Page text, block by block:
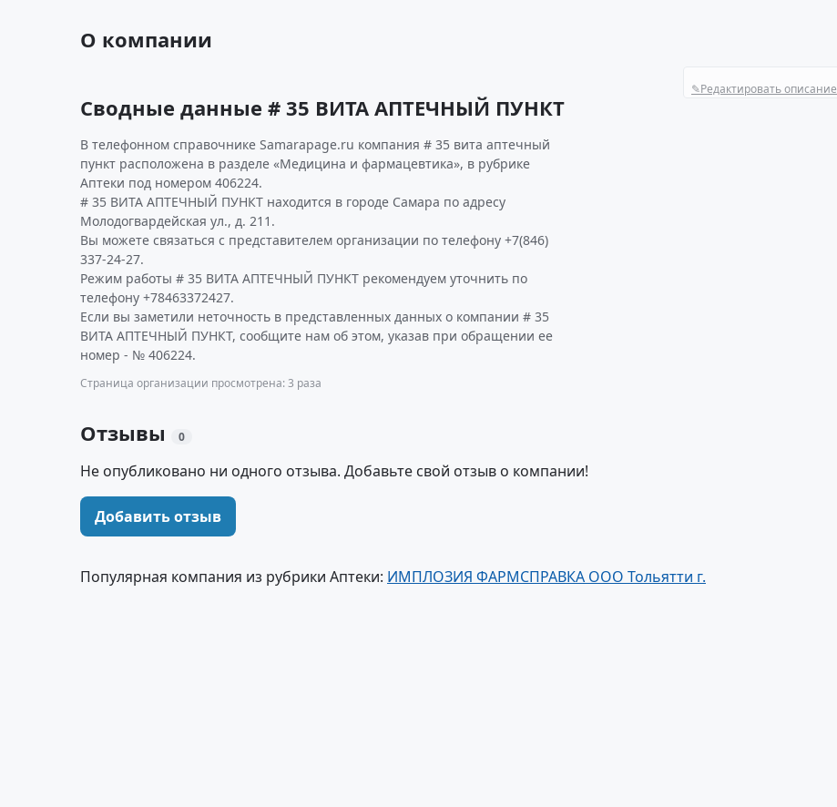
О компании
✎Редактировать описание
Сводные данные # 35 ВИТА АПТЕЧНЫЙ ПУНКТ
В телефонном справочнике Samarapage.ru компания # 35 вита аптечный
пункт расположена в разделе «Медицина и фармацевтика», в рубрике
Аптеки под номером 406224.
# 35 ВИТА АПТЕЧНЫЙ ПУНКТ находится в городе Самара по адресу
Молодогвардейская ул., д. 211.
Вы можете связаться с представителем организации по телефону +7(846)
337-24-27.
Режим работы # 35 ВИТА АПТЕЧНЫЙ ПУНКТ рекомендуем уточнить по
телефону +78463372427.
Если вы заметили неточность в представленных данных о компании # 35
ВИТА АПТЕЧНЫЙ ПУНКТ, сообщите нам об этом, указав при обращении ее
номер - № 406224.
Страница организации просмотрена: 3 раза
Отзывы 0
Не опубликовано ни одного отзыва. Добавьте свой отзыв о компании!
Добавить отзыв
Популярная компания из рубрики Аптеки: ИМПЛОЗИЯ ФАРМСПРАВКА ООО Тольятти г.